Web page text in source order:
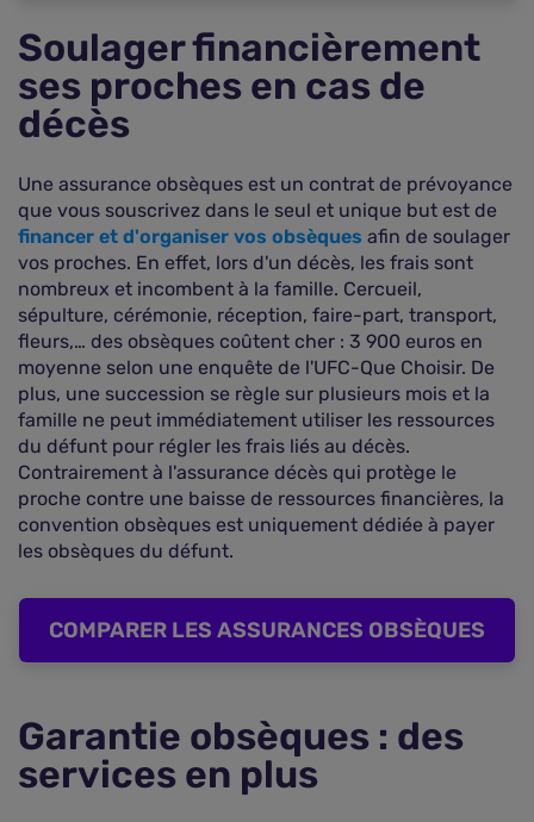
Soulager financièrement
ses proches en cas de
décès
Une assurance obsèques est un contrat de prévoyance
que vous souscrivez dans le seul et unique but est de
financer et d'organiser vos obsèques afin de soulager
vos proches. En effet, lors d'un décès, les frais sont
nombreux et incombent à la famille. Cercueil,
sépulture, cérémonie, réception, faire-part, transport,
fleurs,… des obsèques coûtent cher : 3 900 euros en
moyenne selon une enquête de l'UFC-Que Choisir. De
plus, une succession se règle sur plusieurs mois et la
famille ne peut immédiatement utiliser les ressources
du défunt pour régler les frais liés au décès.
Contrairement à l'assurance décès qui protège le
proche contre une baisse de ressources financières, la
convention obsèques est uniquement dédiée à payer
les obsèques du défunt.
COMPARER LES ASSURANCES OBSÈQUES
Garantie obsèques : des
services en plus